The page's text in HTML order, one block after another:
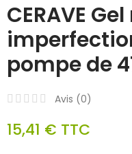
CERAVE
pompe de
Avis (0)
15,41 € TTC